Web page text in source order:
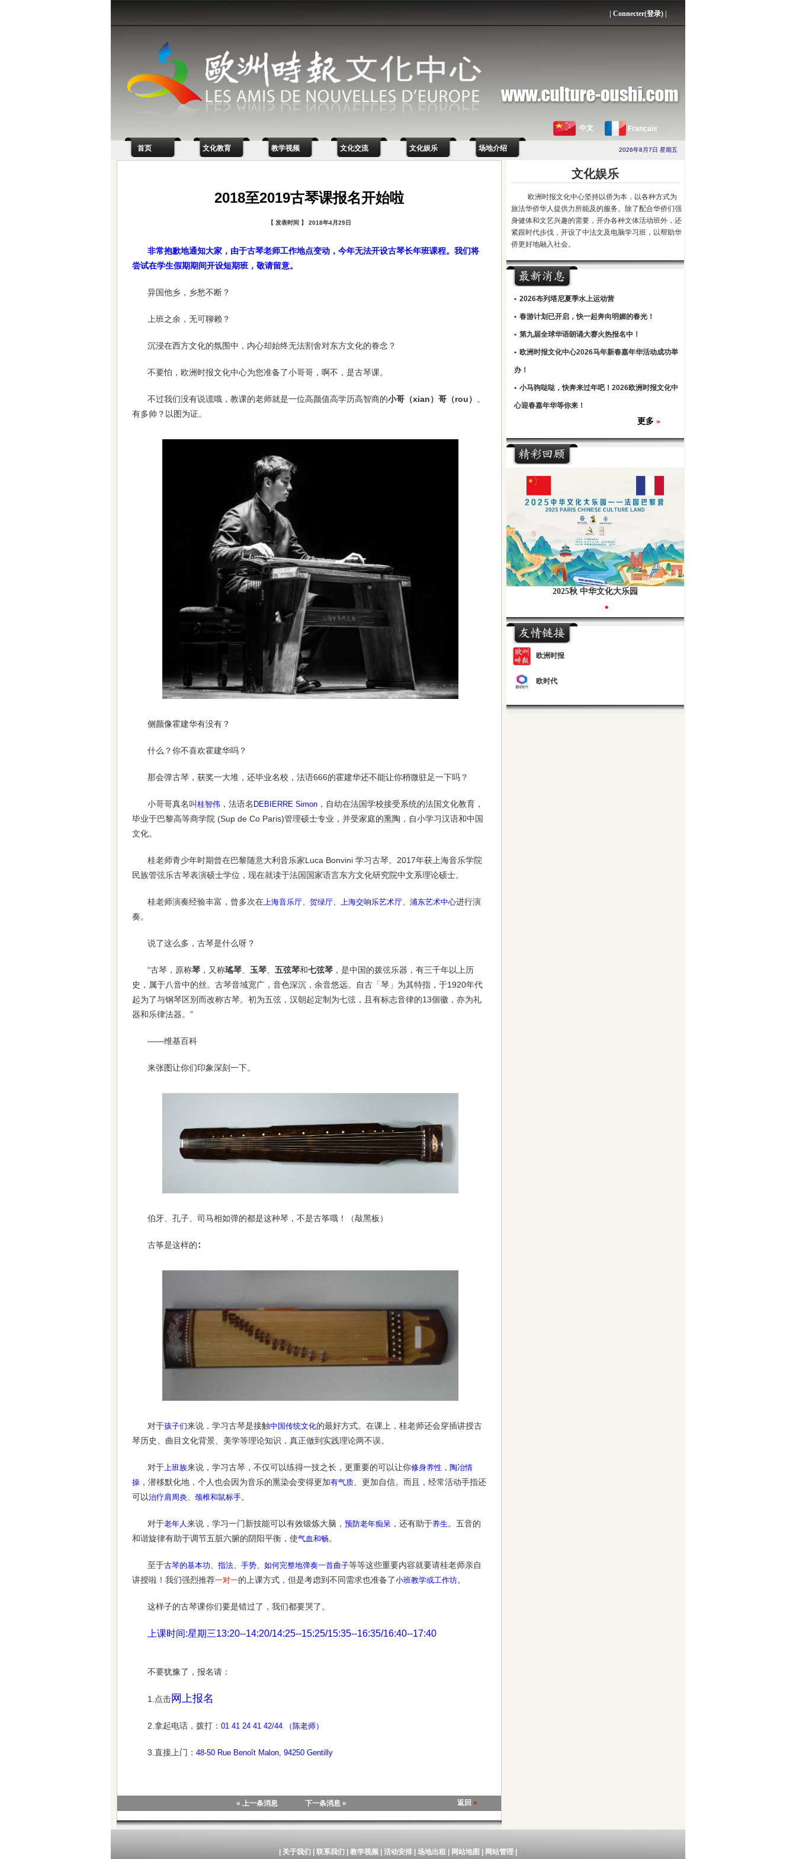
Connecter(登录)
中文 Français
首页 文化教育 教学视频 文化交流 文化娱乐 场地介绍 2026年8月7日 星期五
2018至2019古琴课报名开始啦
【 发表时间 】 2018年4月29日
非常抱歉地通知大家，由于古琴老师工作地点变动，今年无法开设古琴长年班课程。我们将
尝试在学生假期期间开设短期班，敬请留意。
异国他乡，乡愁不断？
上班之余，无可聊赖？
沉浸在西方文化的氛围中，内心却始终无法割舍对东方文化的眷念？
不要怕，欧洲时报文化中心为您准备了小哥哥，啊不，是古琴课。
不过我们没有说谎哦，教课的老师就是一位高颜值高学历高智商的小哥（xian）哥（rou）
。
有多帅？以图为证。
侧颜像霍建华有没有？
什么？你不喜欢霍建华吗？
那会弹古琴，获奖一大堆，还毕业名校，法语666的霍建华还不能让你稍微驻足一下吗？
小哥哥真名叫桂智伟 ，法语名 DEBIERRE Simon ，自幼在法国学校接受系统的法国文化教育，
毕业于巴黎高等商学院 (Sup de Co Paris)管理硕士专业，并受家庭的熏陶，自小学习汉语和中国
文化。
桂老师青少年时期曾在巴黎随意大利音乐家Luca Bonvini 学习古琴。2017年获上海音乐学院
民族管弦乐古琴表演硕士学位，现在就读于法国国家语言东方文化研究院中文系理论硕士。
桂老师演奏经验丰富，曾多次在 上海音乐厅、贺绿厅、上海交响乐艺术厅、浦东艺术中心进行演
奏。
说了这么多，古琴是什么呀？
“古琴，原称琴 ，又称瑤琴 玉琴 五弦琴和七弦琴 ，是中国的拨弦乐器，有三千年以上历
史，属于八音中的丝。古琴音域宽广，音色深沉，余音悠远。自古「琴」为其特指，于1920年代
起为了与钢琴区別而改称古琴。初为五弦，汉朝起定制为七弦，且有标志音律的13個徽，亦为礼
器和乐律法器。”
——维基百科
来张图让你们印象深刻一下。
伯牙、孔子、司马相如弹的都是这种琴，不是古筝哦！（敲黑板）
古筝是这样的∶
对于孩子们来说，学习古琴是接触中国传统文化的最好方式。在课上，桂老师还会穿插讲授古
琴历史、曲目文化背景、美学等理论知识，真正做到实践理论两不误。
对于 上班族来说，学习古琴，不仅可以练得一技之长，更重要的可以让你修身养性，陶冶情
操 ，潜移默化地，个人也会因为音乐的熏染会变得更加有气质 、更加自信。而且，经常活动手指还
可以治疗肩周炎、颈椎和鼠标手。
对于老年人 来说，学习一门新技能可以有效锻炼大脑， 预防老年痴呆 ，还有助于养生 。五音的
和谐旋律有助于调节五脏六腑的阴阳平衡，使气血和畅 。
至于古琴的基本功、指法、手势、如何完整地弹奏一首曲子等等这些重要内容就要请桂老师亲自
讲授啦！我们强烈推荐一对一的上课方式，但是考虑到不同需求也准备了小班教学或工作坊。
这样子的古琴课你们要是错过了，我们都要哭了。
上课时间:星期三13:20--14:20/14:25--15:25/15:35--16:35/16:40--17:40
不要犹豫了，报名请：
1.点击网上报名
2.拿起电话，拨打： 01 41 24 41 42/44 （陈老师）
3.直接上门： 48-50 Rue Benoît Malon, 94250 Gentilly
« 上一条消息 下一条消息 » 返回 »
文化娱乐
欧洲时报文化中心坚持以侨为本，以各种方式为
旅法华侨华人提供力所能及的服务。除了配合华侨们强
身健体和文艺兴趣的需要，开办各种文体活动班外，还
紧跟时代步伐，开设了中法文及电脑学习班，以帮助华
侨更好地融入社会。
• 2026布列塔尼夏季水上运动营
• 春游计划已开启，快一起奔向明媚的春光！
• 第九届全球华语朗诵大赛火热报名中！
• 欧洲时报文化中心2026马年新春嘉年华活动成功举
办！
• 小马驹哒哒，快奔来过年吧！2026欧洲时报文化中
心迎春嘉年华等你来！
更多 »
2025秋 中华文化大乐园
•
欧洲时报
欧时代
| 关于我们 | 联系我们 | 教学视频 | 活动安排 | 场地出租 | 网站地图 | 网站管理 |